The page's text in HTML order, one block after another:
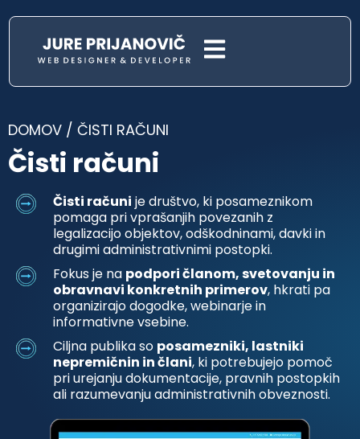
DOMOV / ČISTI RAČUNI
Čisti računi
Čisti računi je društvo, ki posameznikom
pomaga pri vprašanjih povezanih z
legalizacijo objektov, odškodninami, davki in
drugimi administrativnimi postopki.
Fokus je na podpori članom, svetovanju in
obravnavi konkretnih primerov, hkrati pa
organizirajo dogodke, webinarje in
informativne vsebine.
Ciljna publika so posamezniki, lastniki
nepremičnin in člani, ki potrebujejo pomoč
pri urejanju dokumentacije, pravnih postopkih
ali razumevanju administrativnih obveznosti.